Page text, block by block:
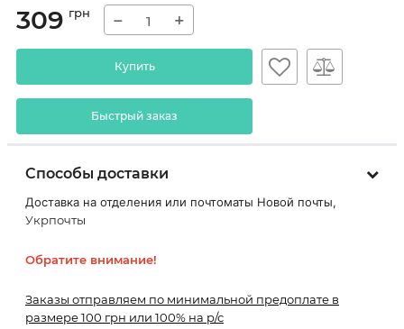
309 грн − +
Купить
Быстрый заказ
Способы доставки
Доставка на отделения или почтоматы Новой почты,
Укрпочты
Обратите внимание!
Заказы отправляем по минимальной предоплате в
размере 100 грн или 100% на р/с